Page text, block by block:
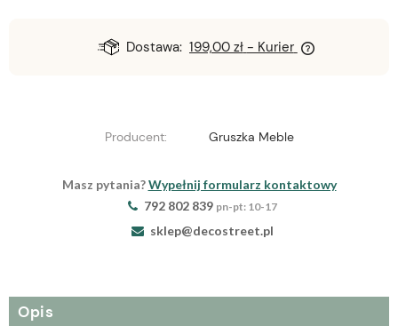
Dostawa: 199,00 zł - Kurier
Producent: Gruszka Meble
Masz pytania?Wypełnij formularz kontaktowy
792 802 839 pn-pt: 10-17
sklep@decostreet.pl
Opis